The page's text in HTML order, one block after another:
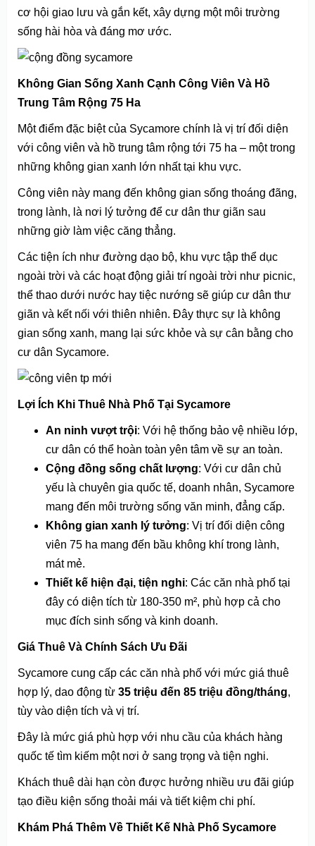
cơ hội giao lưu và gắn kết, xây dựng một môi trường
sống hài hòa và đáng mơ ước.
Không Gian Sống Xanh Cạnh Công Viên Và Hồ
Trung Tâm Rộng 75 Ha
Một điểm đặc biệt của Sycamore chính là vị trí đối diện
với công viên và hồ trung tâm rộng tới 75 ha – một trong
những không gian xanh lớn nhất tại khu vực.
Công viên này mang đến không gian sống thoáng đãng,
trong lành, là nơi lý tưởng để cư dân thư giãn sau
những giờ làm việc căng thẳng.
Các tiện ích như đường dạo bộ, khu vực tập thể dục
ngoài trời và các hoạt động giải trí ngoài trời như picnic,
thể thao dưới nước hay tiệc nướng sẽ giúp cư dân thư
giãn và kết nối với thiên nhiên. Đây thực sự là không
gian sống xanh, mang lại sức khỏe và sự cân bằng cho
cư dân Sycamore.
Lợi Ích Khi Thuê Nhà Phố Tại Sycamore
An ninh vượt trội: Với hệ thống bảo vệ nhiều lớp,
cư dân có thể hoàn toàn yên tâm về sự an toàn.
Cộng đồng sống chất lượng: Với cư dân chủ
yếu là chuyên gia quốc tế, doanh nhân, Sycamore
mang đến môi trường sống văn minh, đẳng cấp.
Không gian xanh lý tưởng: Vị trí đối diện công
viên 75 ha mang đến bầu không khí trong lành,
mát mẻ.
Thiết kế hiện đại, tiện nghi: Các căn nhà phố tại
đây có diện tích từ 180-350 m², phù hợp cả cho
mục đích sinh sống và kinh doanh.
Giá Thuê Và Chính Sách Ưu Đãi
Sycamore cung cấp các căn nhà phố với mức giá thuê
hợp lý, dao động từ 35 triệu đến 85 triệu đồng/tháng,
tùy vào diện tích và vị trí.
Đây là mức giá phù hợp với nhu cầu của khách hàng
quốc tế tìm kiếm một nơi ở sang trọng và tiện nghi.
Khách thuê dài hạn còn được hưởng nhiều ưu đãi giúp
tạo điều kiện sống thoải mái và tiết kiệm chi phí.
Khám Phá Thêm Về Thiết Kế Nhà Phố Sycamore